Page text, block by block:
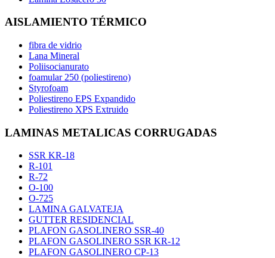
AISLAMIENTO TÉRMICO
fibra de vidrio
Lana Mineral
Poliisocianurato
foamular 250 (poliestireno)
Styrofoam
Poliestireno EPS Expandido
Poliestireno XPS Extruido
LAMINAS METALICAS CORRUGADAS
SSR KR-18
R-101
R-72
O-100
O-725
LAMINA GALVATEJA
GUTTER RESIDENCIAL
PLAFON GASOLINERO SSR-40
PLAFON GASOLINERO SSR KR-12
PLAFON GASOLINERO CP-13